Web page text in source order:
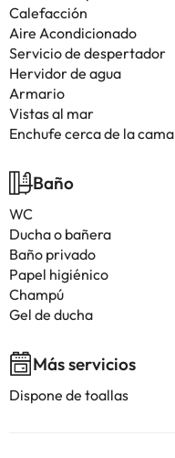
Calefacción
Aire Acondicionado
Servicio de despertador
Hervidor de agua
Armario
Vistas al mar
Enchufe cerca de la cama
Baño
WC
Ducha o bañera
Baño privado
Papel higiénico
Champú
Gel de ducha
Más servicios
Dispone de toallas